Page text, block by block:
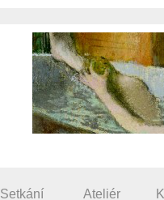
Setkání Ateliér